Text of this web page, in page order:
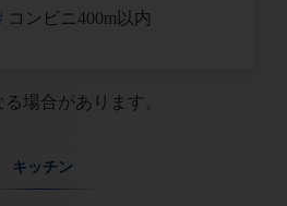
コンビニ400m以内
場合があります。
キッチン